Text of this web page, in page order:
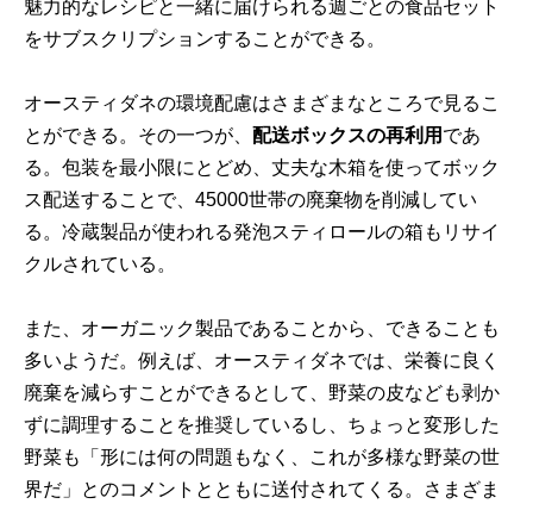
魅力的なレシピと一緒に届けられる週ごとの食品セット
をサブスクリプションすることができる。
オースティダネの環境配慮はさまざまなところで見るこ
とができる。その一つが、配送ボックスの再利用 であ
る。包装を最小限にとどめ、丈夫な木箱を使ってボック
ス配送することで、45000世帯の廃棄物を削減してい
る。冷蔵製品が使われる発泡スティロールの箱もリサイ
クルされている。
また、オーガニック製品であることから、できることも
多いようだ。例えば、オースティダネでは、栄養に良く
廃棄を減らすことができるとして、野菜の皮なども剥か
ずに調理することを推奨しているし、ちょっと変形した
野菜も「形には何の問題もなく、これが多様な野菜の世
界だ」とのコメントとともに送付されてくる。さまざま